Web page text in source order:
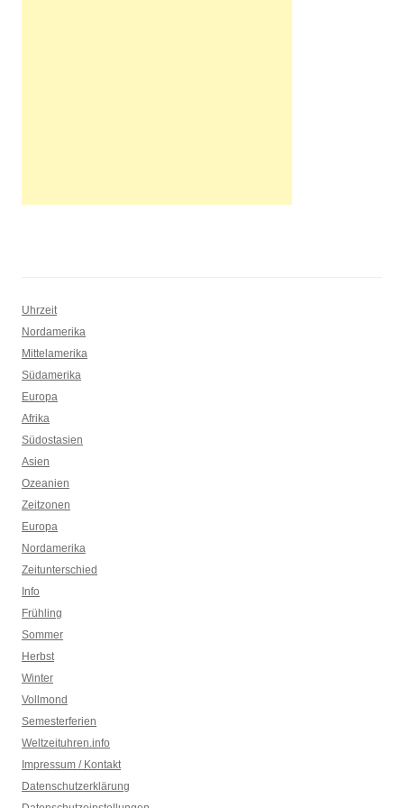
Uhrzeit
Nordamerika
Mittelamerika
Südamerika
Europa
Afrika
Südostasien
Asien
Ozeanien
Zeitzonen
Europa
Nordamerika
Zeitunterschied
Info
Frühling
Sommer
Herbst
Winter
Vollmond
Semesterferien
Weltzeituhren.info
Impressum / Kontakt
Datenschutzerklärung